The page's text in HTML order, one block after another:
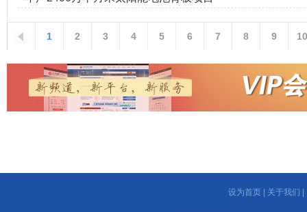
1 2 3 4 5 6 7 8 9 10
设为首页 关于我们